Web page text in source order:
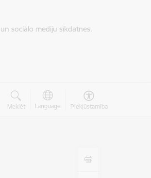
sociālo mediju sīkdatnes.
Meklēt Language Piekļūstamība